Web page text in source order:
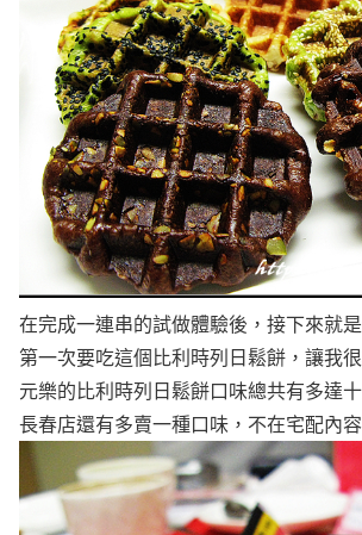
在完成一連串的試做體驗後，接下來就
第一次要吃這個比利時列日鬆餅，讓我
元樂的比利時列日鬆餅口味總共有多達
長春店還有多賣一種口味，不在宅配內